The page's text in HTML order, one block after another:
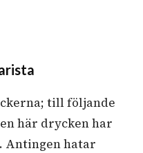
till följande
här drycken har
Antingen hatar